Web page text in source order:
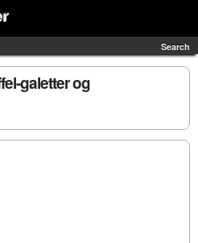
Search
galetter og